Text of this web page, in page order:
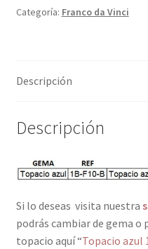
Categoría: Franco da Vinci
Descripción
Descripción
Si lo deseas visita nuestra
podrás cambiar de gema
topacio aquí “Topacio azul